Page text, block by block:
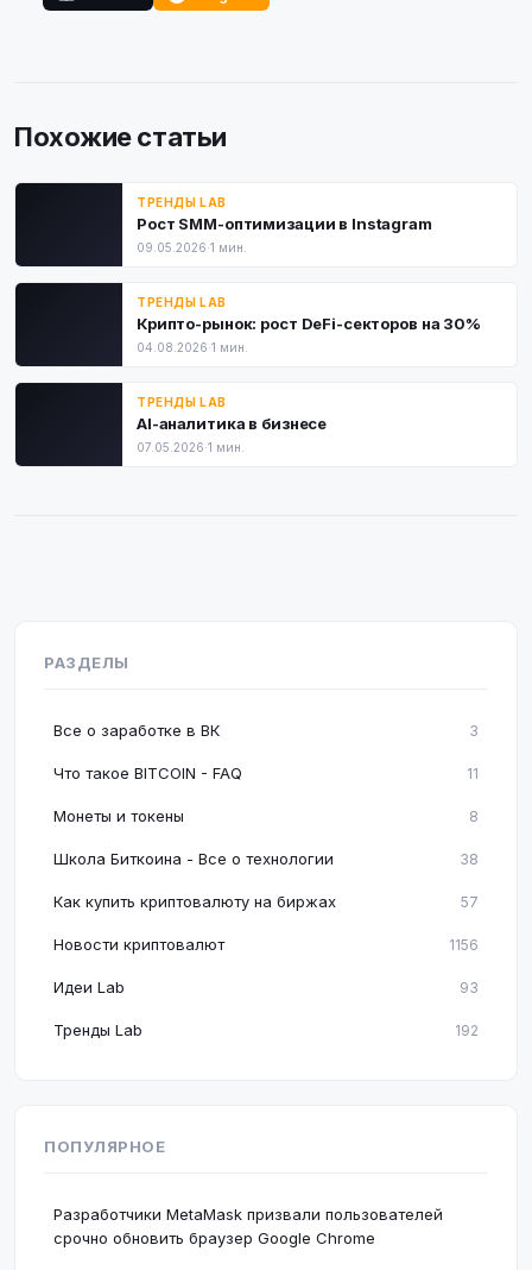
Похожие статьи
ТРЕНДЫ LAB
Рост SMM-оптимизации в Instagram
09.05.2026·1 мин.
ТРЕНДЫ LAB
Крипто-рынок: рост DeFi-секторов на 30%
04.08.2026·1 мин.
ТРЕНДЫ LAB
AI-аналитика в бизнесе
07.05.2026·1 мин.
РАЗДЕЛЫ
Все о заработке в ВК 3
Что такое BITCOIN - FAQ 11
Монеты и токены 8
Школа Биткоина - Все о технологии 38
Как купить криптовалюту на биржах 57
Новости криптовалют 1156
Идеи Lab 93
Тренды Lab 192
ПОПУЛЯРНОЕ
Разработчики MetaMask призвали пользователей
срочно обновить браузер Google Chrome